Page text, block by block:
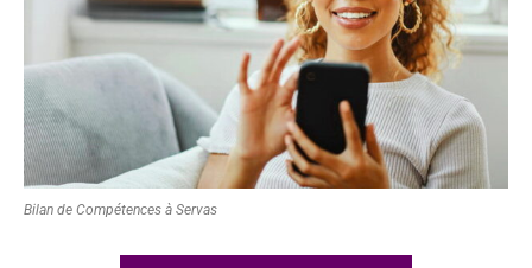
Bilan de Compétences à Servas